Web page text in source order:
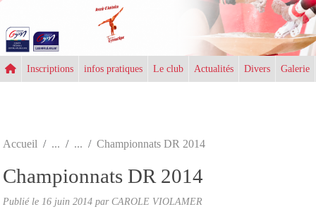
Inscriptions infos pratiques Le club Actualités Divers Galerie
Accueil Championnats DR 2014
Championnats DR 2014
Publié le 16 juin 2014 par CAROLE VIOLAMER
Panneau de gestion des cookies